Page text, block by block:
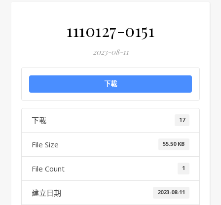
1110127-0151
2023-08-11
下載
下載 17
File Size 55.50 KB
File Count 1
建立日期 2023-08-11